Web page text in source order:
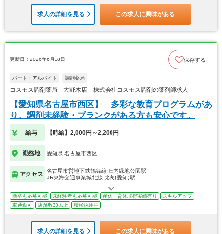
求人の詳細を見る この求人に興味がある
更新日：2026年6月18日 保存する
パート・アルバイト 調剤薬局
コスモス調剤薬局 大野木店 株式会社コスモス調剤の薬剤師求人
【愛知県名古屋市西区】 多彩な教育プログラムがあ
り、調剤未経験・ブランクがある方も安心です。
給与 【時給】2,000円～2,200円
勤務地 愛知県 名古屋市西区
アクセス
名古屋市営地下鉄鶴舞線 庄内緑地公園駅
JR東海交通事業城北線 比良(愛知)駅
新卒も応募可能 未経験者も応募可能 産休・育休取得実績有り
スキルアップ
車通勤可
店舗数30以上 積極採用中
求人の詳細を見る この求人に興味がある